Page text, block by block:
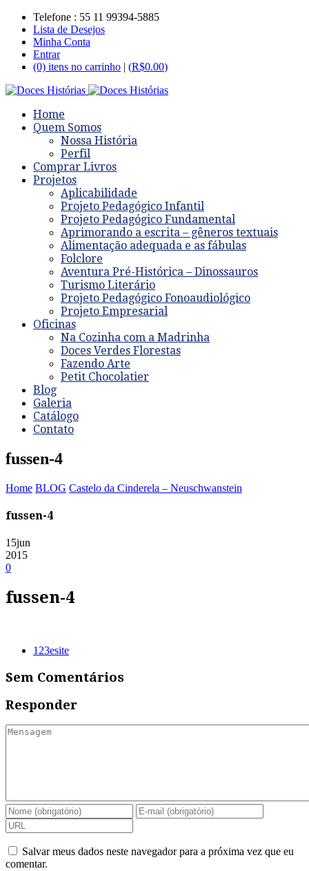
Telefone : 55 11 99394-5885
Lista de Desejos
Minha Conta
Entrar
(0) itens no carrinho | (R$0.00)
Home
Quem Somos
Nossa História
Perfil
Comprar Livros
Projetos
Aplicabilidade
Projeto Pedagógico Infantil
Projeto Pedagógico Fundamental
Aprimorando a escrita – gêneros textuais
Alimentação adequada e as fábulas
Folclore
Aventura Pré-Histórica – Dinossauros
Turismo Literário
Projeto Pedagógico Fonoaudiológico
Projeto Empresarial
Oficinas
Na Cozinha com a Madrinha
Doces Verdes Florestas
Fazendo Arte
Petit Chocolatier
Blog
Galeria
Catálogo
Contato
fussen-4
Home BLOG Castelo da Cinderela – Neuschwanstein
fussen-4
15jun
2015
0
fussen-4
123esite
Sem Comentários
Responder
Salvar meus dados neste navegador para a próxima vez que eu
comentar.